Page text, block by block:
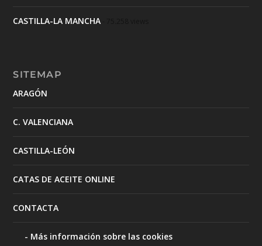
CASTILLA-LA MANCHA
SITEMAP
ARAGÓN
C. VALENCIANA
CASTILLA-LEÓN
CATAS DE ACEITE ONLINE
CONTACTA
Más información sobre las cookies